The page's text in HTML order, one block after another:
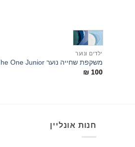
ילדים ונוער
משקפת שחייה נוער The One Junior
₪ 100
חנות אונליין